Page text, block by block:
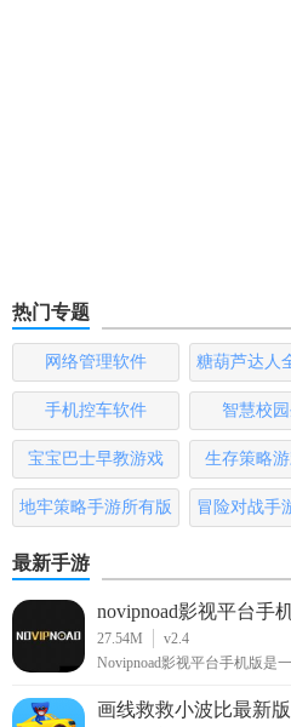
热门专题
网络管理软件
糖葫芦达人
版
手机控车软件 智慧校
宝宝巴士早教游戏 生存策略
地牢策略手游所有版
冒险对战手
最新手游
novipnoad影视平台手
27.54M
v2.4
Novipnoad影视平台手机版是
画线救救小波比最新版